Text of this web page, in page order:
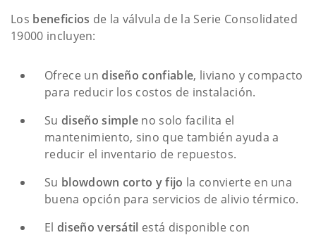
Los beneficios de la válvula de la Serie Consolidated
19000 incluyen:
Ofrece undiseño confiable, liviano y compacto
para reducir los costos de instalación.
Su diseño simple no solo facilita el
mantenimiento, sino que también ayuda a
reducir el inventario de repuestos.
Su blowdown corto y fijo la convierte en una
buena opción para servicios de alivio térmico.
El diseño versátil está disponible con